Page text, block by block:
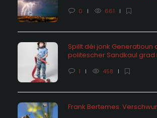
0 661
Spillt déi jonk Generatioun
politescher Sandkaul grad
1 458
Frank Bertemes: